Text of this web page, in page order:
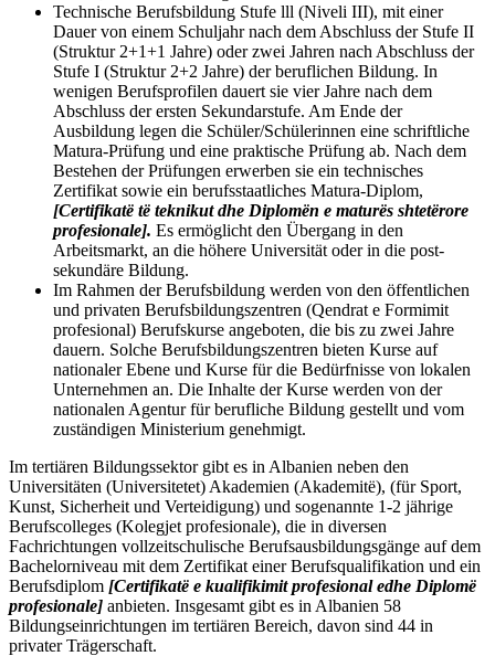
Technische Berufsbildung Stufe lll (Niveli III), mit einer
Dauer von einem Schuljahr nach dem Abschluss der Stufe II
(Struktur 2+1+1 Jahre) oder zwei Jahren nach Abschluss der
Stufe I (Struktur 2+2 Jahre) der beruflichen Bildung. In
wenigen Berufsprofilen dauert sie vier Jahre nach dem
Abschluss der ersten Sekundarstufe. Am Ende der
Ausbildung legen die Schüler/Schülerinnen eine schriftliche
Matura-Prüfung und eine praktische Prüfung ab. Nach dem
Bestehen der Prüfungen erwerben sie ein technisches
Zertifikat sowie ein berufsstaatliches Matura-Diplom,
[Certifikatë të teknikut dhe Diplomën e maturës shtetërore
profesionale]. Es ermöglicht den Übergang in den
Arbeitsmarkt, an die höhere Universität oder in die post-
sekundäre Bildung.
Im Rahmen der Berufsbildung werden von den öffentlichen
und privaten Berufsbildungszentren (Qendrat e Formimit
profesional) Berufskurse angeboten, die bis zu zwei Jahre
dauern. Solche Berufsbildungszentren bieten Kurse auf
nationaler Ebene und Kurse für die Bedürfnisse von lokalen
Unternehmen an. Die Inhalte der Kurse werden von der
nationalen Agentur für berufliche Bildung gestellt und vom
zuständigen Ministerium genehmigt.
Im tertiären Bildungssektor gibt es in Albanien neben den
Universitäten (Universitetet) Akademien (Akademitë), (für Sport,
Kunst, Sicherheit und Verteidigung) und sogenannte 1-2 jährige
Berufscolleges (Kolegjet profesionale), die in diversen
Fachrichtungen vollzeitschulische Berufsausbildungsgänge auf dem
Bachelorniveau mit dem Zertifikat einer Berufsqualifikation und ein
Berufsdiplom [Certifikatë e kualifikimit profesional edhe Diplomë
profesionale] anbieten. Insgesamt gibt es in Albanien 58
Bildungseinrichtungen im tertiären Bereich, davon sind 44 in
privater Trägerschaft.